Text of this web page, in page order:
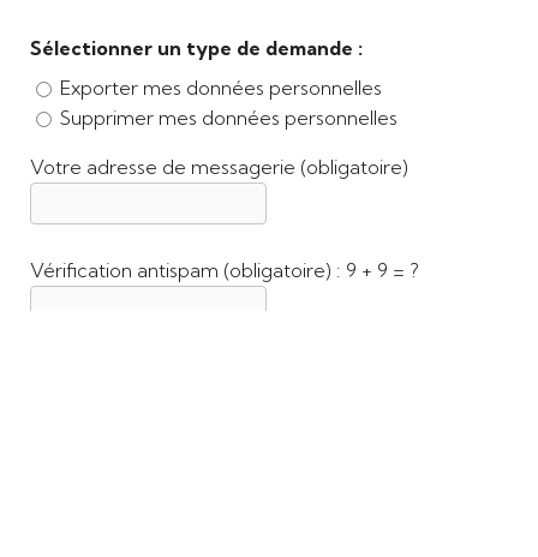
Sélectionner un type de demande :
Exporter mes données personnelles
Supprimer mes données personnelles
Votre adresse de messagerie (obligatoire)
Vérification antispam (obligatoire) : 9 + 9 = ?